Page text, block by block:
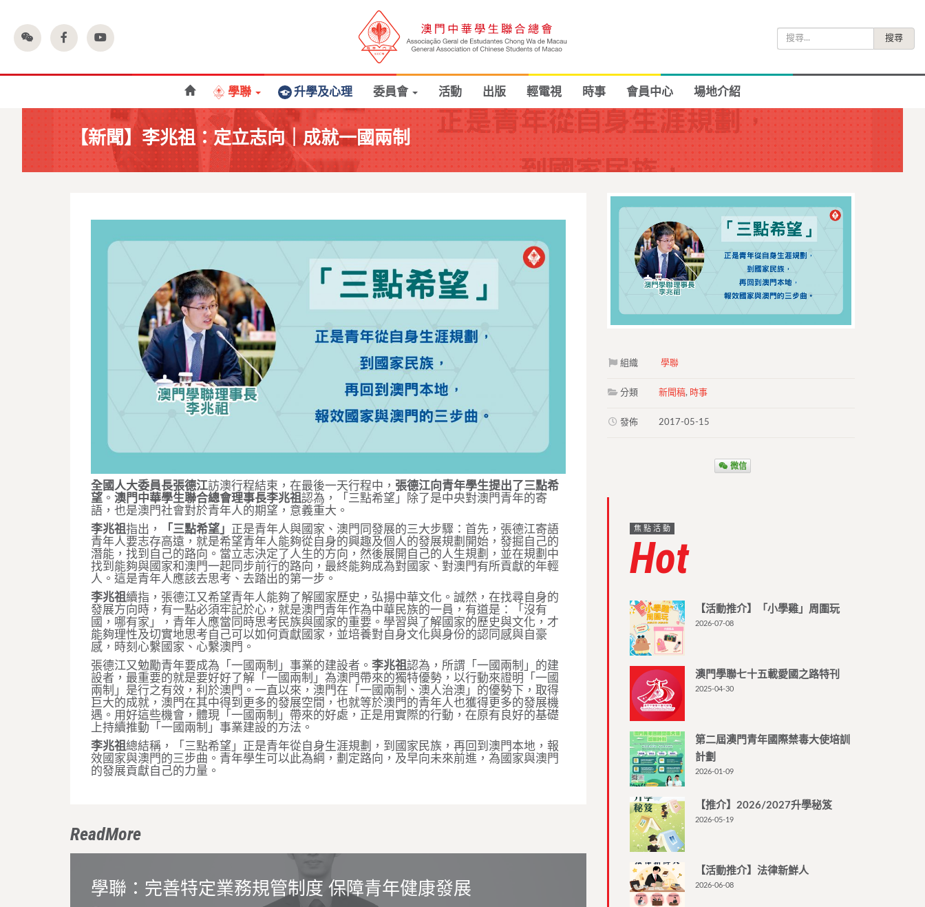
尋
學聯 升學及心理 委員會 活動 出版 輕電視 時事 會員中心 場地介紹
【新聞】李兆祖：定立志向｜成就一國兩制
全國人大委員長張德江訪澳行程結束，在最後一天行程中， 張德江向青年學生提出了三點希
望 。 澳門中華學生聯合總會理事長李兆祖認為，「三點希望」除了是中央對澳門青年的寄
語，也是澳門社會對於青年人的期望，意義重大。
李兆祖指出， 「三點希望」
正是青年人與國家、澳門同發展的三大步驟：首先，張德江寄語
青年人要志存高遠，就是希望青年人能夠從自身的興趣及個人的發展規劃開始，發掘自己的
潛能，找到自己的路向。當立志決定了人生的方向，然後展開自己的人生規劃，並在規劃中
找到能夠與國家和澳門一起同步前行的路向，最終能夠成為對國家、對澳門有所貢獻的年輕
人。這是青年人應該去思考、去踏出的第一步。
李兆祖續指，張德江又希望青年人能夠了解國家歷史，弘揚中華文化。誠然，在找尋自身的
發展方向時，有一點必須牢記於心，就是澳門青年作為中華民族的一員，有道是：「沒有
國，哪有家」，青年人應當同時思考民族與國家的重要。學習與了解國家的歷史與文化，才
能夠理性及切實地思考自己可以如何貢獻國家，並培養對自身文化與身份的認同感與自豪
感，時刻心繫國家、心繫澳門。
張德江又勉勵青年要成為「一國兩制」事業的建設者。 李兆祖認為，所謂「一國兩制」的建
設者，最重要的就是要好好了解「一國兩制」為澳門帶來的獨特優勢，以行動來證明「一國
兩制」是行之有效，利於澳門。一直以來，澳門在「一國兩制、澳人治澳」的優勢下，取得
巨大的成就，澳門在其中得到更多的發展空間，也就等於澳門的青年人也獲得更多的發展機
遇。用好這些機會，體現「一國兩制」帶來的好處，正是用實際的行動，在原有良好的基礎
上持續推動「一國兩制」事業建設的方法。
李兆祖總結稱，「三點希望」正是青年從自身生涯規劃，到國家民族，再回到澳門本地，報
效國家與澳門的三步曲。青年學生可以此為綱，劃定路向，及早向未來前進，為國家與澳門
的發展貢獻自己的力量。
ReadMore
學聯：完善特定業務規管制度 保障青年健康發展
組織 學聯
分類 新聞稿, 時事
發佈 2017-05-15
微信
焦點活動
Hot
【活動推介】「小學雞」周圍玩
2026-07-08
澳門學聯七十五載愛國之路特刊
2025-04-30
第二屆澳門青年國際禁毒大使培訓
計劃
2026-01-09
【推介】2026/2027升學秘笈
2026-05-19
【活動推介】法律新鮮人
2026-06-08